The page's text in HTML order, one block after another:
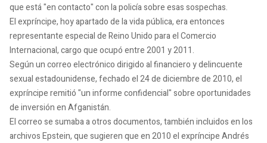
que está "en contacto" con la policía sobre esas sospechas.
El expríncipe, hoy apartado de la vida pública, era entonces
representante especial de Reino Unido para el Comercio
Internacional, cargo que ocupó entre 2001 y 2011.
Según un correo electrónico dirigido al financiero y delincuente
sexual estadounidense, fechado el 24 de diciembre de 2010, el
expríncipe remitió "un informe confidencial" sobre oportunidades
de inversión en Afganistán.
El correo se sumaba a otros documentos, también incluidos en los
archivos Epstein, que sugieren que en 2010 el expríncipe Andrés